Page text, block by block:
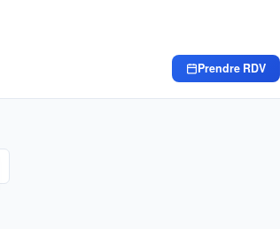
Prendre RDV